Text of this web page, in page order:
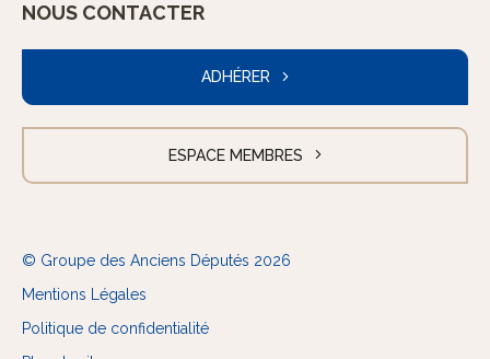
NOUS CONTACTER
ADHÉRER
ESPACE MEMBRES
© Groupe des Anciens Députés 2026
Mentions Légales
Politique de confidentialité